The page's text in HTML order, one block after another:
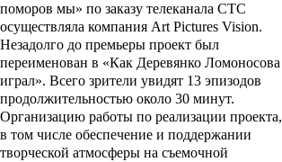
поморов мы» по заказу телеканала СТС
осуществляла компания Art Pictures Vision.
Незадолго до премьеры проект был
переименован в «Как Деревянко Ломоносова
играл». Всего зрители увидят 13 эпизодов
продолжительностью около 30 минут.
Организацию работы по реализации проекта,
в том числе обеспечение и поддержании
творческой атмосферы на съемочной